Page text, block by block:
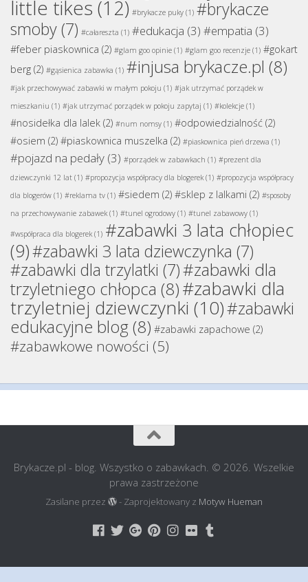
little tikes (12) #brykacze puky (1) #brykacze
smoby(7) #całareszta (1) #edukacja (3) #empatia (3)
#feber piaskownica (2) #glam goo opinie (1) #glam goo recenzje (1) #gokart
berg (2) #gąsienica zabawka (1) #injusa brykacze.pl (8)
#jak przechowywać zabawki w małym pokoju (1) #jak utrzymać porządek w
mieszkaniu (1) #jak utrzymać porządek w pokoju zapytaj (1) #kolekcje (1)
#nosidełka dla lalek (2) #num nomsy (1) #odpowiedzialność (2)
#osiem (2) #piaskownica muszelka (2) #piaskownica pień drzewa (1)
#pojazd na pedały (3) #porządek w zabawkach (1) #prezent dla
dziewczynki 12 lat (1) #propozycja współpracy dla blogerek (1) #propozycja współpracy
dla blogerów (1) #reklama tv (1) #siedem (2) #sklep z lalkami (2) #sposoby
na przechowywanie zabawek (1) #tunel ogrodowy (1) #tunel zabawowy (1)
#współpraca dla blogerek (1) #zabawki 3 lata chłopiec
(9)#zabawki 3 lata dziewczynka (7)
#zabawki dla trzylatki (7)#zabawki dla
trzyletniego chłopca (8)#zabawki dla
trzyletniej dziewczynki (10)#zabawki
edukacyjne blog(8) #zabawki zapachowe (2)
#zabawkowe nowości (5)
Brykacze.pl - blog. Wszystko o zabawkach. © 2026. Wszelkie
prawa zastrzeżone
Zasilane przez - Zaprojektowany z Motyw Hueman